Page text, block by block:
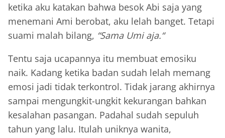
ketika aku katakan bahwa besok Abi saja yang
menemani Ami berobat, aku lelah banget. Tetapi
suami malah bilang, “Sama Umi aja.“
Tentu saja ucapannya itu membuat emosiku
naik. Kadang ketika badan sudah lelah memang
emosi jadi tidak terkontrol. Tidak jarang akhirnya
sampai mengungkit-ungkit kekurangan bahkan
kesalahan pasangan. Padahal sudah sepuluh
tahun yang lalu. Itulah uniknya wanita,